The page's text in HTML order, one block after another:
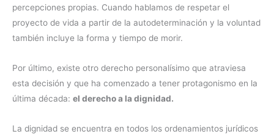
percepciones propias. Cuando hablamos de respetar el
proyecto de vida a partir de la autodeterminación y la voluntad
también incluye la forma y tiempo de morir.
Por último, existe otro derecho personalísimo que atraviesa
esta decisión y que ha comenzado a tener protagonismo en la
última década: el derecho a la dignidad.
La dignidad se encuentra en todos los ordenamientos jurídicos